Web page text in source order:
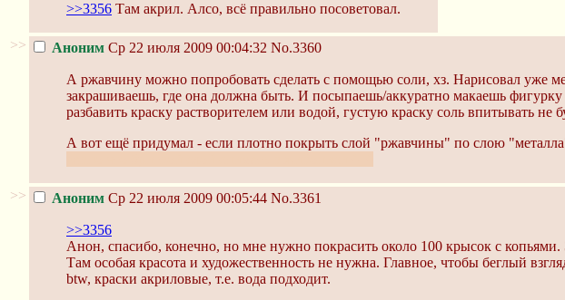
>>3356 Там акрил. Алсо, всё правильно посоветовал.
>> Аноним Ср 22 июля 2009 00:04:32 No.3360
А ржавчину можно попробовать сделать с помощью соли, хз. Нарисовал уже
закрашиваешь, где она должна быть. И посыпаешь/аккуратно макаешь
разбавить краску растворителем или водой, густую краску соль впитывать не
А вот ещё придумал - если плотно покрыть слой "ржавчины" по слою
>> Аноним Ср 22 июля 2009 00:05:44 No.3361
>>3356
Анон, спасибо, конечно, но мне нужно покрасить около 100 крысок с копьями.
Там особая красота и художественность не нужна. Главное, чтобы беглый
btw, краски акриловые, т.е. вода подходит.